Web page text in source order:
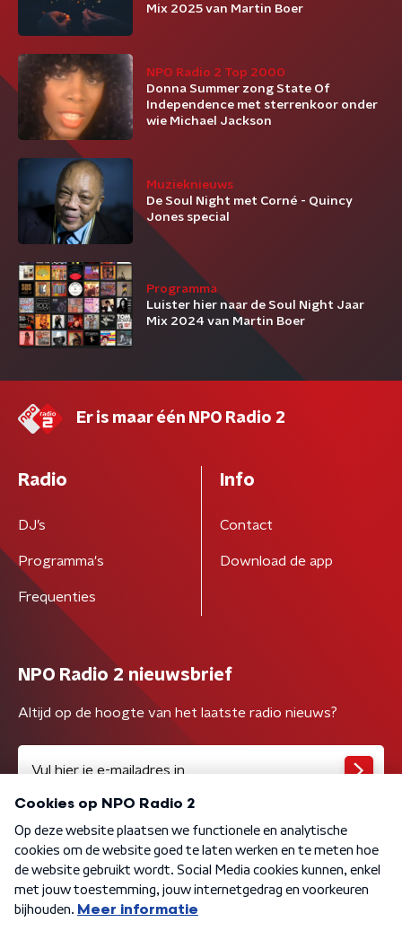
Mix 2025 van Martin Boer
NPO Radio 2 Top 2000
Donna Summer zong State Of
Independence met sterrenkoor onder
wie Michael Jackson
Muzieknieuws
De Soul Night met Corné - Quincy
Jones special
Programma
Luister hier naar de Soul Night Jaar
Mix 2024 van Martin Boer
Er is maar één NPO Radio 2
Radio
DJ’s
Programma's
Frequenties
Info
Contact
Download de app
NPO Radio 2 nieuwsbrief
Altijd op de hoogte van het laatste radio nieuws?
Algemene voorwaarden